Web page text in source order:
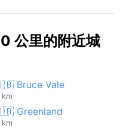
公里的附近城
Bruce Vale
km
Greenland